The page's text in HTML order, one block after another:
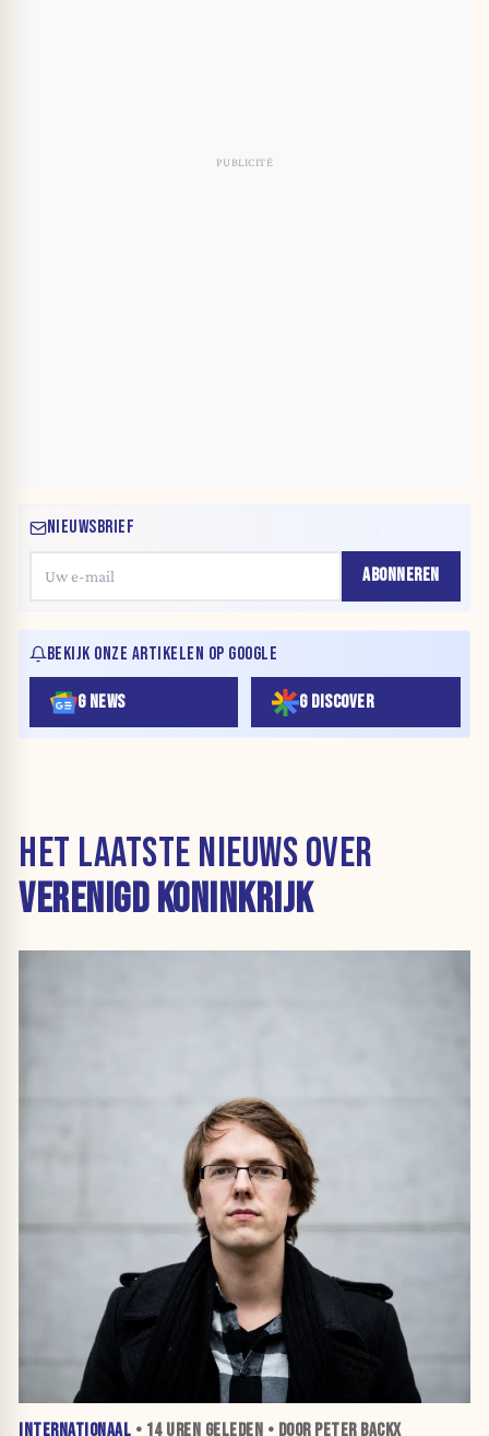
NIEUWSBRIEF
ABONNEREN
BEKIJK ONZE ARTIKELEN OP GOOGLE
G NEWS G DISCOVER
HET LAATSTE NIEUWS OVER
VERENIGD KONINKRIJK
INTERNATIONAAL • 14 UREN GELEDEN • DOOR PETER BACKX